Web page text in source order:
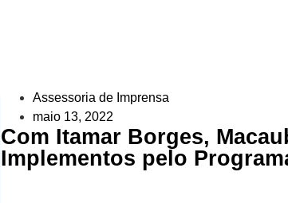
Assessoria de Imprensa
maio 13, 2022
Com Itamar Borges,
Implementos pelo